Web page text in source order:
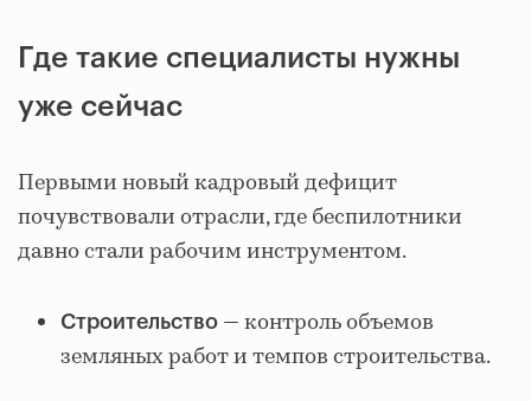
Где такие специалисты нужны
уже сейчас
Первыми новый кадровый дефицит
почувствовали отрасли, где беспилотники
давно стали рабочим инструментом.
Строительство — контроль объемов
земляных работ и темпов строительства.